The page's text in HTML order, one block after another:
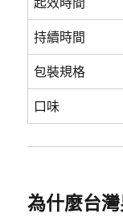
持續時間
包裝規格
口味
為什麼台